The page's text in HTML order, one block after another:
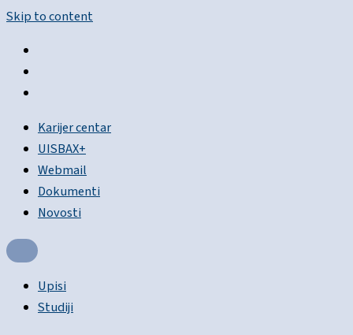
Skip to content
Karijer centar
UISBAX+
Webmail
Dokumenti
Novosti
Upisi
Studiji